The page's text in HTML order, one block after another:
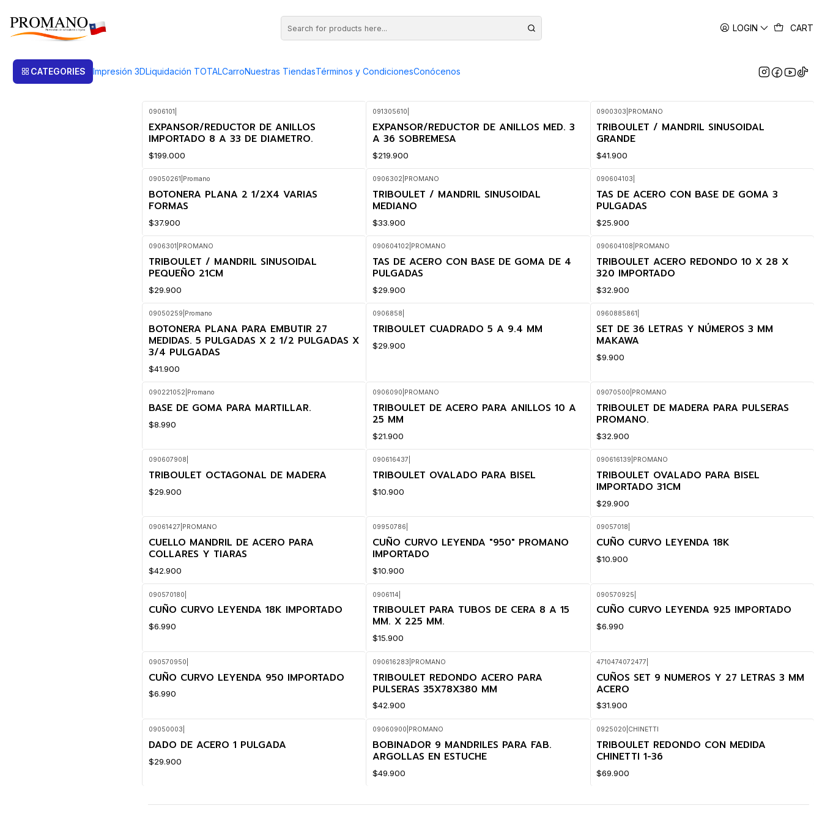
LOGIN CART
CATEGORIES Impresión 3DLiquidación TOTALCarroNuestras TiendasTérminos y CondicionesConócenos
0906101
EXPANSOR/REDUCTOR DE ANILLOS
IMPORTADO 8 A 33 DE DIAMETRO.
$199.000
091305610
EXPANSOR/REDUCTOR DE ANILLOS MED. 3
A 36 SOBREMESA
$219.900
0900303 PROMANO
TRIBOULET / MANDRIL SINUSOIDAL
GRANDE
$41.900
09050261 Promano
BOTONERA PLANA 2 1/2X4 VARIAS
FORMAS
$37.900
0906302 PROMANO
TRIBOULET / MANDRIL SINUSOIDAL
MEDIANO
$33.900
090604103
TAS DE ACERO CON BASE DE GOMA 3
PULGADAS
$25.900
0906301 PROMANO
TRIBOULET / MANDRIL SINUSOIDAL
PEQUEÑO 21CM
$29.900
090604102 PROMANO
TAS DE ACERO CON BASE DE GOMA DE 4
PULGADAS
$29.900
090604108 PROMANO
TRIBOULET ACERO REDONDO 10 X 28 X
320 IMPORTADO
$32.900
09050259 Promano
BOTONERA PLANA PARA EMBUTIR 27
MEDIDAS. 5 PULGADAS X 2 1/2 PULGADAS X
3/4 PULGADAS
$41.900
0906858
TRIBOULET CUADRADO 5 A 9.4 MM
$29.900
0960885861
SET DE 36 LETRAS Y NÚMEROS 3 MM
MAKAWA
$9.900
090221052 Promano
BASE DE GOMA PARA MARTILLAR.
$8.990
0906090 PROMANO
TRIBOULET DE ACERO PARA ANILLOS 10 A
25 MM
$21.900
09070500 PROMANO
TRIBOULET DE MADERA PARA PULSERAS
PROMANO.
$32.900
090607908
TRIBOULET OCTAGONAL DE MADERA
$29.900
090616437
TRIBOULET OVALADO PARA BISEL
$10.900
090616139 PROMANO
TRIBOULET OVALADO PARA BISEL
IMPORTADO 31CM
$29.900
09061427 PROMANO
CUELLO MANDRIL DE ACERO PARA
COLLARES Y TIARAS
$42.900
09950786
CUÑO CURVO LEYENDA "950" PROMANO
IMPORTADO
$10.900
09057018
CUÑO CURVO LEYENDA 18K
$10.900
090570180
CUÑO CURVO LEYENDA 18K IMPORTADO
$6.990
0906114
TRIBOULET PARA TUBOS DE CERA 8 A 15
MM. X 225 MM.
$15.900
090570925
CUÑO CURVO LEYENDA 925 IMPORTADO
$6.990
090570950
CUÑO CURVO LEYENDA 950 IMPORTADO
$6.990
090616283 PROMANO
TRIBOULET REDONDO ACERO PARA
PULSERAS 35X78X380 MM
$42.900
4710474072477
CUÑOS SET 9 NUMEROS Y 27 LETRAS 3 MM
ACERO
$31.900
09050003
DADO DE ACERO 1 PULGADA
$29.900
09060900 PROMANO
BOBINADOR 9 MANDRILES PARA FAB.
ARGOLLAS EN ESTUCHE
$49.900
0925020 CHINETTI
TRIBOULET REDONDO CON MEDIDA
CHINETTI 1-36
$69.900